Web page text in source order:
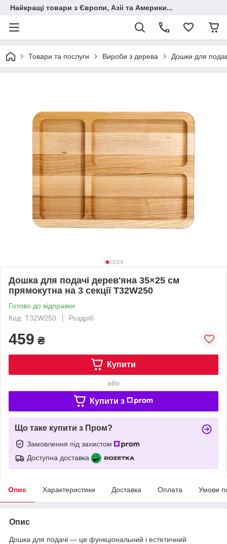
Найкращі товари з Європи, Азіі та Америки...
Товари та послуги Вироби з дерева Дошки для
Дошка для подачі дерев'яна 35×25 см
прямокутна на 3 секції T32W250
Готово до відправки
Код: T32W250
Роздріб
459 ₴
Купити
або
Купити з
Що таке купити з Пром?
Замовлення під захистом
Доступна доставка
Опис Характеристики Доставка Оплата Умови
Опис
Дошка для подачі — це функціональний і естетичний